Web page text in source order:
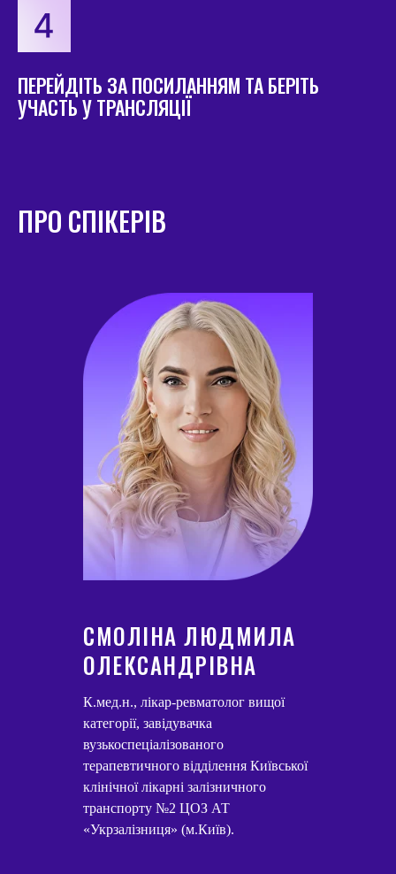
ПЕРЕЙДІТЬ ЗА ПОСИЛАННЯМ ТА БЕРІТЬ
УЧАСТЬ У ТРАНСЛЯЦІЇ
ПРО СПІКЕРІВ
СМОЛІНА ЛЮДМИЛА
ОЛЕКСАНДРІВНА
К.мед.н., лікар-ревматолог вищої
категорії, завідувачка
вузькоспеціалізованого
терапевтичного відділення Київської
клінічної лікарні залізничного
транспорту №2 ЦОЗ АТ
«Укрзалізниця» (м.Київ).